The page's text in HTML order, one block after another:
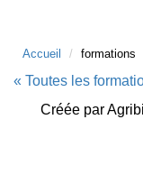
Accueil formations
« Toutes les
Créée par